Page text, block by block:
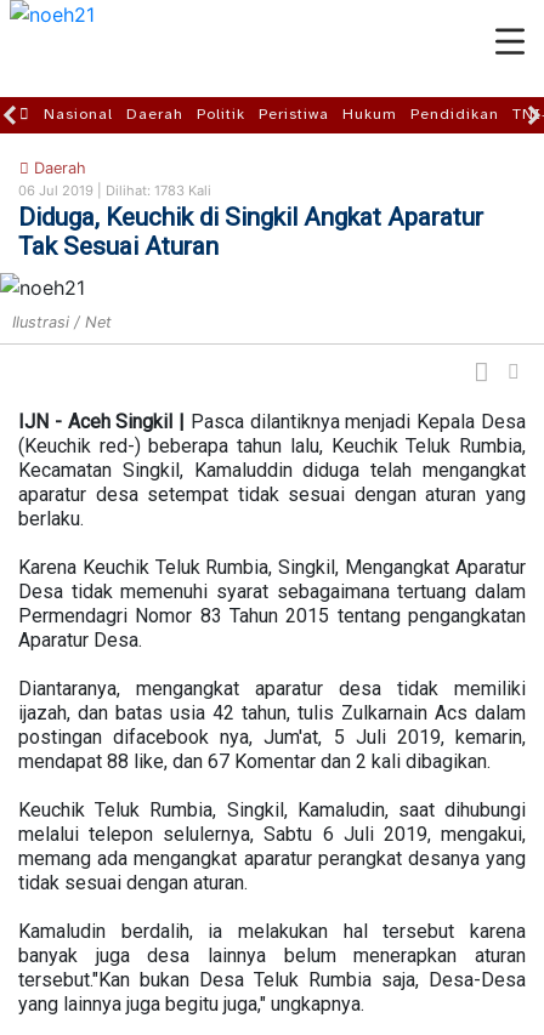
Nasional Daerah Politik Peristiwa Hukum Pendidikan
Daerah
06 Jul 2019 | Dilihat: 1783 Kali
Diduga, Keuchik di Singkil Angkat Aparatur
Tak Sesuai Aturan
Ilustrasi / Net
IJN - Aceh Singkil | Pasca dilantiknya menjadi Kepala Desa
(Keuchik red-) beberapa tahun lalu, Keuchik Teluk Rumbia,
Kecamatan Singkil, Kamaluddin diduga telah mengangkat
aparatur desa setempat tidak sesuai dengan aturan yang
berlaku.
Karena Keuchik Teluk Rumbia, Singkil, Mengangkat Aparatur
Desa tidak memenuhi syarat sebagaimana tertuang dalam
Permendagri Nomor 83 Tahun 2015 tentang pengangkatan
Aparatur Desa.
Diantaranya, mengangkat aparatur desa tidak memiliki
ijazah, dan batas usia 42 tahun, tulis Zulkarnain Acs dalam
postingan difacebook nya, Jum'at, 5 Juli 2019, kemarin,
mendapat 88 like, dan 67 Komentar dan 2 kali dibagikan.
Keuchik Teluk Rumbia, Singkil, Kamaludin, saat dihubungi
melalui telepon selulernya, Sabtu 6 Juli 2019, mengakui,
memang ada mengangkat aparatur perangkat desanya yang
tidak sesuai dengan aturan.
Kamaludin berdalih, ia melakukan hal tersebut karena
banyak juga desa lainnya belum menerapkan aturan
tersebut."Kan bukan Desa Teluk Rumbia saja, Desa-Desa
yang lainnya juga begitu juga," ungkapnya.